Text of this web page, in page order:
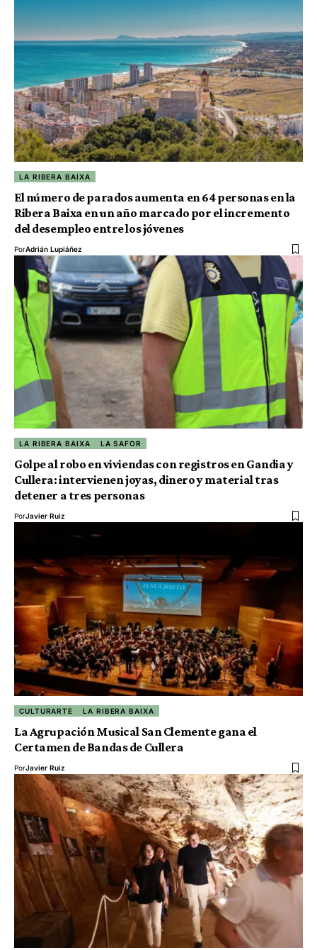
LA RIBERA BAIXA
El número de parados aumenta en 64 personas en la
Ribera Baixa en un año marcado por el incremento
del desempleo entre los jóvenes
PorAdrián Lupiáñez
LA RIBERA BAIXA LA SAFOR
Golpe al robo en viviendas con registros en Gandia y
Cullera: intervienen joyas, dinero y material tras
detener a tres personas
PorJavier Ruiz
CULTURARTE LA RIBERA BAIXA
La Agrupación Musical San Clemente gana el
Certamen de Bandas de Cullera
PorJavier Ruiz